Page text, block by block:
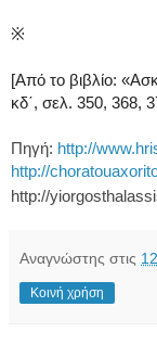
※
[Από το βιβλίο:
κδ΄, σελ. 350, 368,
Πηγή: http://
http://
http://
Αναγνώστης στις
Κοινή χρήση